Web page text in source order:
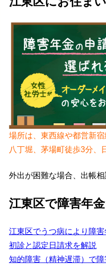
場所は、東西線や都営新
八丁堀、茅場町徒歩3分、
外出が困難な場合、出帳相
江東区で障害年
江東区でうつ病により障
初診と認定日請求を解説
知的障害（精神遅滞）で